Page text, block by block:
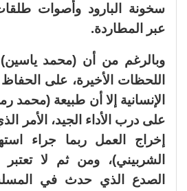
سخونة البارود وأصوات
عبر المطاردة.
وبالرغم من أن (محمد
اللحظات الأخيرة، على
الإنسانية إلا أن طبيعة (محمد
على درب الأداء الجيد، الأمر
إخراج العمل ربما جراء
الشربيني)، ومن ثم لا
الصدع الذي حدث في